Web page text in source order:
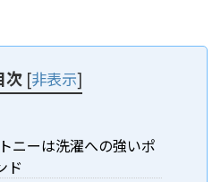
次 [非表示]
ニーは洗濯への強いポ
ド